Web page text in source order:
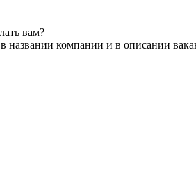
вам?
названии компании и в описании